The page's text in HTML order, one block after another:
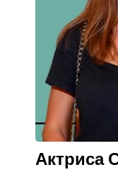
Актриса